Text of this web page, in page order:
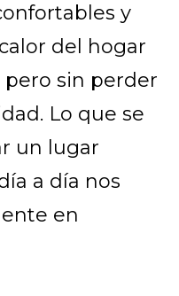
y
del hogar
pero sin perder
Lo que se
un lugar
a día nos
en